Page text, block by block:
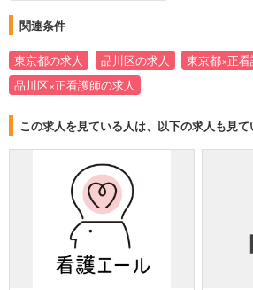
関連条件
東京都の求人 品川区の求人
東京都×正
品川区×正看護師の求人
この求人を見ている人は、以下の求人も見て